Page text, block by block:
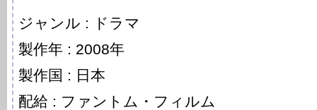
ジャンル : ドラマ
製作年 : 2008年
製作国 : 日本
配給 : ファントム・フィルム